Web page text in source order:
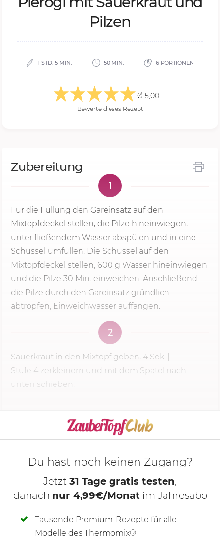
Pil­zen
1 STD. 5 MIN. 50 MIN. 6 PORTIONEN
Ø 5,00
Bewerte dieses Rezept
Zubereitung
1
Für die Füllung den Gareinsatz auf den
Mixtopfdeckel stellen, die Pilze hineinwiegen,
unter fließendem Wasser abspülen und in eine
Schüssel umfüllen. Die Schüssel auf den
Mixtopfdeckel stellen, 600 g Wasser hineinwiegen
und die Pilze 30 Min. einweichen. Anschließend
die Pilze durch den Gareinsatz gründlich
abtropfen, Einweichwasser auffangen.
2
Sauerkraut in den Mixtopf geben, 4 Sek.
Stufe 4 zerkleinern und mit dem Spatel nach
unten schieben.
KOCHMODUS STARTEN
Deine Notizen
Du hast noch keinen Zugang?
Jetzt 31 Tage gratis testen,
danach nur 4,99€/Monat im Jahresabo
Tausende Premium-Rezepte für alle
Modelle des Thermomix®